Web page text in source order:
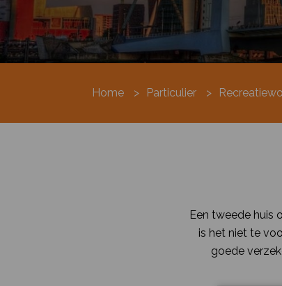
Home > Particulier >
Een tweede huis
is het niet te
goede